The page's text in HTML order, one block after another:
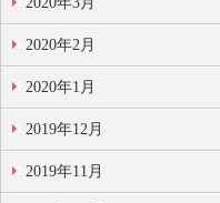
2020年2月
2020年1月
2019年12月
2019年11月